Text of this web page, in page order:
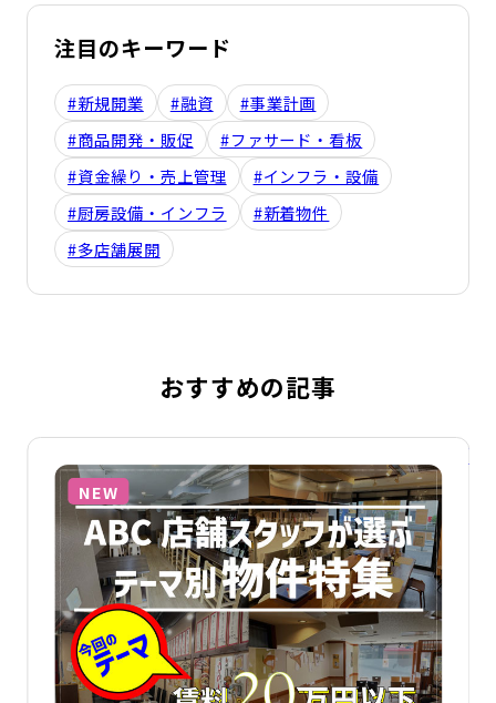
注目のキーワード
#新規開業 #融資
#事業計画
#商品開発・販促
#ファサード・看板
#資金繰り・売上管理
#インフラ・設備
#厨房設備・インフラ
#新着物件
#多店舗展開
おすすめの記事
細を見る
NEW